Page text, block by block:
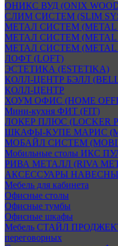
ОНИКС ВУД (ONIX
СЛИМ СИСТЕМ (SLIM
МЕТАЛ СИСТЕМ (METAL
МЕТАЛ СИСТЕМ (METAL
МЕТАЛ СИСТЕМ (METAL
ЛОФТ (LOFT)
ЭСТЕТИКА (ESTETIKA)
КОЛЛ-ЦЕНТР БЭЛЛ
КОЛЛ-ЦЕНТР
ХОУМ ОФИС (HOME
Мини-кухня ФИТ (FIT)
ЛОКЕР ПЛЮС (LOCKER
ШКАФЫ-КУПЕ МАРИС
МОБАЙЛ СИСТЕМ
Мобильные столы ИКС
РИВА МЕТАЛЛ (RIVA
АКСЕССУАРЫ
Мебель для кабинета
Офисные столы
Офисные тумбы
Офисные шкафы
Мебель СТАЙЛ ПРОДЖЕКТ
переговорных